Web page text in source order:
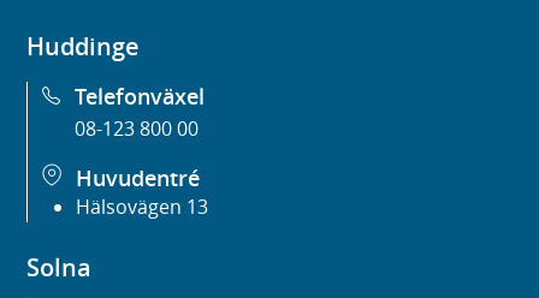
Huddinge
Telefonväxel
08-123 800 00
Huvudentré
Hälsovägen 13
Solna